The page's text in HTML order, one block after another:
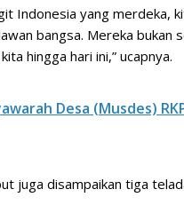
Indonesia yang merdeka,
bangsa. Mereka bukan
hingga hari ini,” ucapnya.
Desa (Musdes)
juga disampaikan tiga